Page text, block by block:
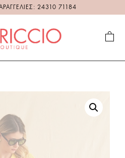
24310 71184